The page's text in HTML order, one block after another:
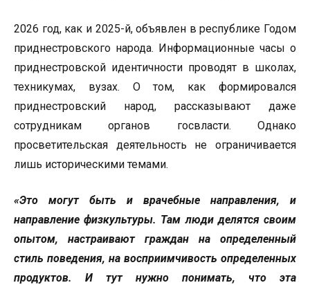
2026 год, как и 2025-й, объявлен в республике Годом
приднестровского народа. Информационные часы о
приднестровской идентичности проводят в школах,
техникумах, вузах. О том, как формировался
приднестровский народ, рассказывают даже
сотрудникам органов госвласти. Однако
просветительская деятельность не ограничивается
лишь историческими темами.
«Это могут быть и врачебные направления, и
направление физкультуры. Там люди делятся своим
опытом, настраивают граждан на определенный
стиль поведения, на восприимчивость определенных
продуктов. И тут нужно понимать, что эта